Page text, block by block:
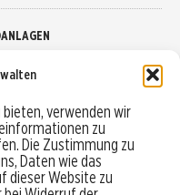
verwenden wir
zu
Die Zustimmung zu
Daten wie das
dieser Website zu